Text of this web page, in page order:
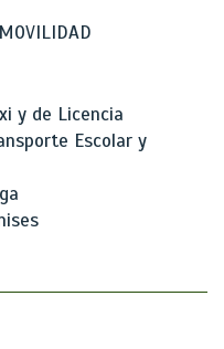
y de Licencia
Escolar y